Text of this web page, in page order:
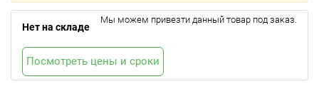
Нет на складе
Мы можем привезти данный товар под заказ.
Посмотреть цены и сроки